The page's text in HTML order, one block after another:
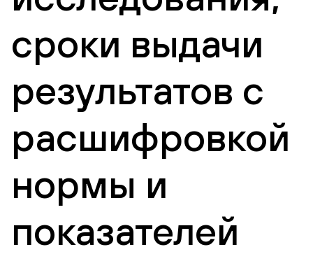
сроки выдачи
результатов с
расшифровкой
нормы и
показателей